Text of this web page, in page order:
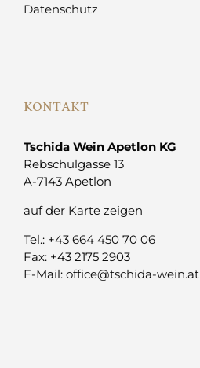
Datenschutz
KONTAKT
Tschida Wein Apetlon KG
Rebschulgasse 13
A-7143 Apetlon
auf der Karte zeigen
Tel.: +43 664 450 70 06
Fax: +43 2175 2903
E-Mail: office@tschida-wein.at